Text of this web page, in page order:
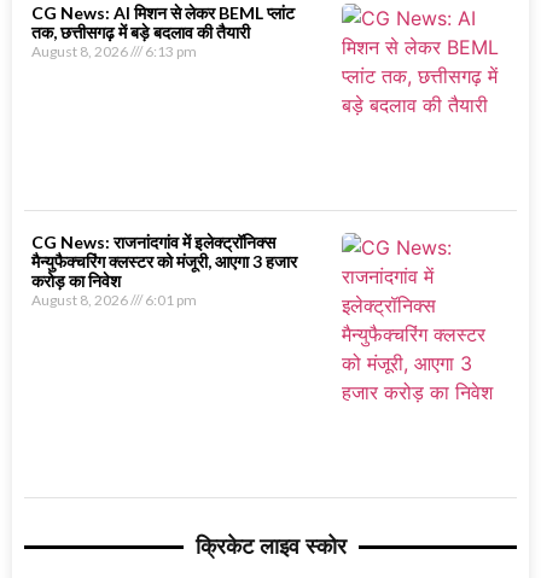
CG News: AI मिशन से लेकर BEML प्लांट
तक, छत्तीसगढ़ में बड़े बदलाव की तैयारी
August 8, 2026 6:13 pm
CG News: राजनांदगांव में इलेक्ट्रॉनिक्स
मैन्युफैक्चरिंग क्लस्टर को मंजूरी, आएगा 3 हजार
करोड़ का निवेश
August 8, 2026 6:01 pm
क्रिकेट लाइव स्कोर